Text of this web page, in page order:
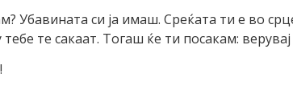
Убавината си ја имаш. Среќата ти е во
тебе те сакаат. Тогаш ќе ти посакам: